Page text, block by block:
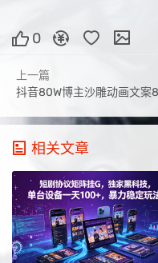
0
上一篇
抖音80W博主沙雕动画文案8天速成班，基础课+直播课，文案助力账号破圈
相关文章